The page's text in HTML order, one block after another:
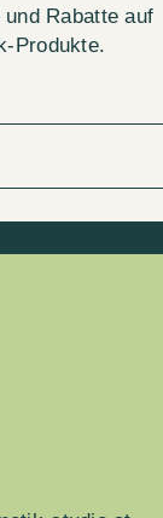
Rabatte auf
Produkte.